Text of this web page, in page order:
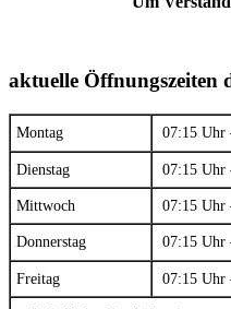
aktuelle Öffnungszeiten
Montag 07:15 Uhr
Dienstag 07:15 Uhr
Mittwoch 07:15 Uhr
Donnerstag 07:15 Uhr
Freitag 07:15 Uhr